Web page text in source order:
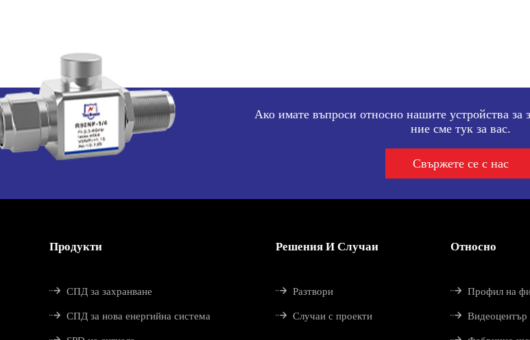
Ако имате въпроси относно нашите устройства за
ние сме тук за вас.
Свържете се с нас
Продукти
 СПД за захранване
 СПД за нова енергийна система
Решения И Случаи
 Разтвори
 Случаи с проекти
Относно
 Профил на
 Видеоцентър